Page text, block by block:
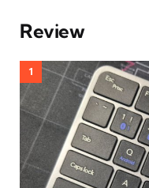
Review